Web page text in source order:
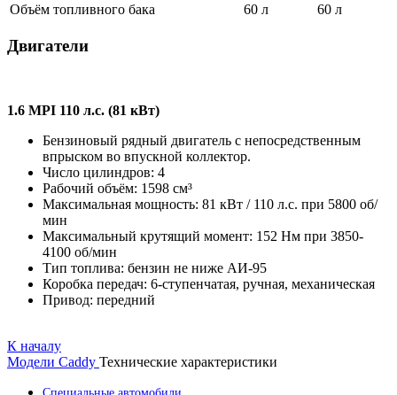
Объём топливного бака
60 л 60 л
Двигатели
1.6 MPI 110 л.с. (81 кВт)
Бензиновый рядный двигатель с непосредственным
впрыском во впускной коллектор.
Число цилиндров: 4
Рабочий объём: 1598 см³
Максимальная мощность: 81 кВт / 110 л.с. при 5800 об/
мин
Максимальный крутящий момент: 152 Нм при 3850-
4100 об/мин
Тип топлива: бензин не ниже АИ-95
Коробка передач: 6-ступенчатая, ручная, механическая
Привод: передний
К началу
Модели Caddy Технические характеристики